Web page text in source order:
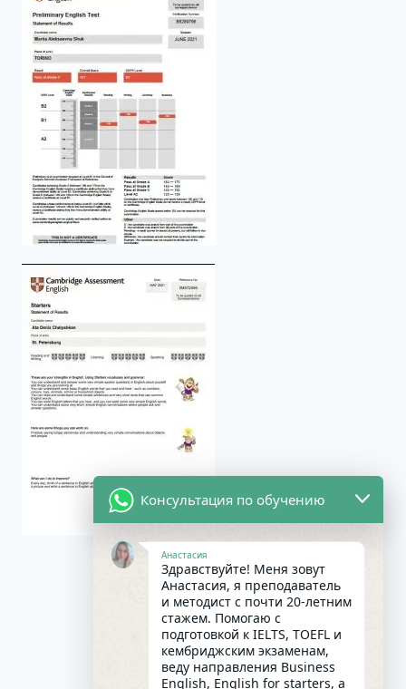
Консультация по обучению
Анастасия
Здравствуйте! Меня зовут
Анастасия, я преподаватель
и методист с почти 20-летним
стажем. Помогаю с
подготовкой к IELTS, TOEFL и
кембриджским экзаменам,
веду направления Business
English, English for starters, а